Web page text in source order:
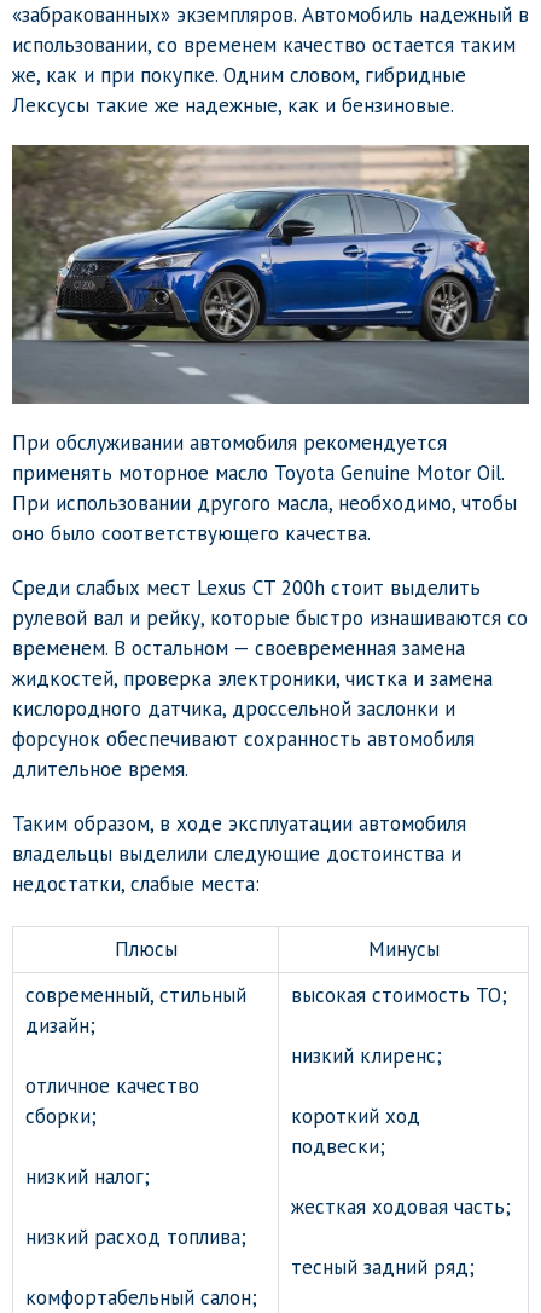
«забракованных» экземпляров. Автомобиль надежный в
использовании, со временем качество остается таким
же, как и при покупке. Одним словом, гибридные
Лексусы такие же надежные, как и бензиновые.
При обслуживании автомобиля рекомендуется
применять моторное масло Toyota Genuine Motor Oil.
При использовании другого масла, необходимо, чтобы
оно было соответствующего качества.
Среди слабых мест Lexus CT 200h стоит выделить
рулевой вал и рейку, которые быстро изнашиваются со
временем. В остальном — своевременная замена
жидкостей, проверка электроники, чистка и замена
кислородного датчика, дроссельной заслонки и
форсунок обеспечивают сохранность автомобиля
длительное время.
Таким образом, в ходе эксплуатации автомобиля
владельцы выделили следующие достоинства и
недостатки, слабые места:
Плюсы
Минусы
современный, стильный
дизайн;
отличное качество
сборки;
низкий налог;
низкий расход топлива;
комфортабельный салон;
высокая стоимость ТО;
низкий клиренс;
короткий ход
подвески;
жесткая ходовая часть;
тесный задний ряд;